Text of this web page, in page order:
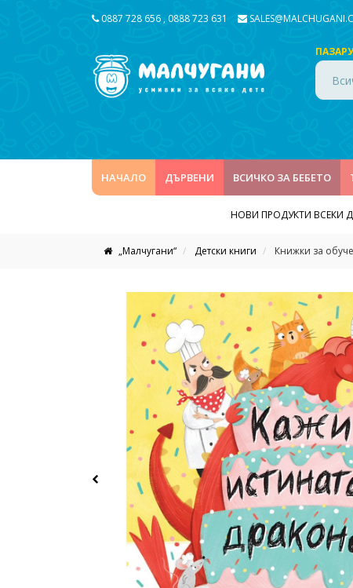
0887 728 656 , 0888 723 631
НАЧАЛО ДЪРВЕНИ ВСИЧКО ЗА БЕБЕТО
НОВИ ПРОДУКТИ ВСЕКИ
„Малчугани“ Детски книги Книжки за